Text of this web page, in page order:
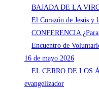
BAJADA DE LA
El Corazón de Jesús y
CONFERENCIA
Encuentro de
16 de mayo 2026
EL CERRO DE LOS
evangelizador